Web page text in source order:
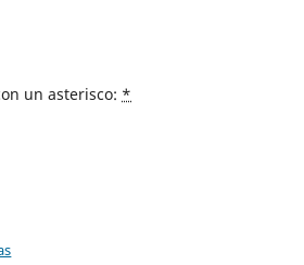
un asterisco: *